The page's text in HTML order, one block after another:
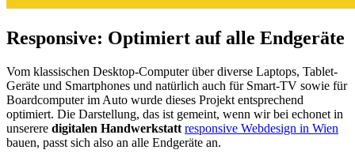
Responsive: Optimiert auf alle Endgeräte
Vom klassischen Desktop-Computer über diverse Laptops, Tablet-
Geräte und Smartphones und natürlich auch für Smart-TV sowie für
Boardcomputer im Auto wurde dieses Projekt entsprechend
optimiert. Die Darstellung, das ist gemeint, wenn wir bei echonet in
unserere digitalen Handwerkstatt responsive Webdesign in Wien
bauen, passt sich also an alle Endgeräte an.